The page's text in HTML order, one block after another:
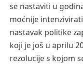
se nastaviti u
moćnije
nastavak politike
koji je još u aprilu
rezolucije s kojom